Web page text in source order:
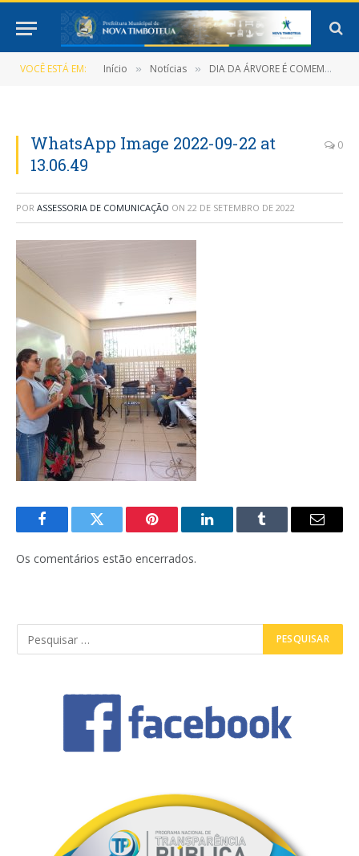
VOCÊ ESTÁ EM: Início » Notícias » DIA DA ÁRVORE É COMEMORADO COM PLANTIO DE MUDAS
WhatsApp Image 2022-09-22 at
13.06.49
0
POR ASSESSORIA DE COMUNICAÇÃO ON 22 DE SETEMBRO DE 2022
FacebookTwitter Pinterest LinkedInTumblr
E-
Os comentários estão encerrados.